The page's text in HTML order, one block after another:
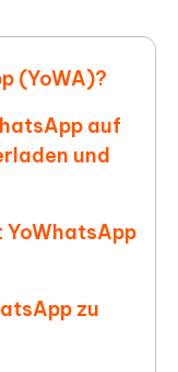
(YoWA)?
auf
und
YoWhatsApp
zu